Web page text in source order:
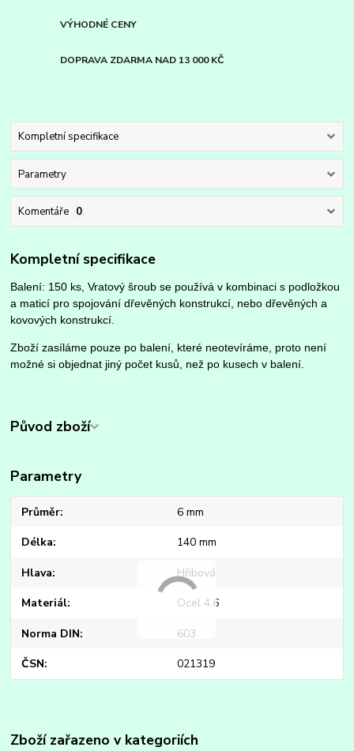
VÝHODNÉ CENY
DOPRAVA ZDARMA NAD 13 000 KČ
Kompletní specifikace
Parametry
Komentáře 0
Kompletní specifikace
Balení: 150 ks, Vratový šroub se používá v kombinaci s podložkou
a maticí pro spojování dřevěných konstrukcí, nebo dřevěných a
kovových konstrukcí.
Zboží zasíláme pouze po balení, které neotevíráme, proto není
možné si objednat jiný počet kusů, než po kusech v balení.
Původ zboží
Parametry
Průměr 6 mm
Délka 140 mm
Hlava Hřibová
Materiál Ocel 4.6
Norma DIN 603
ČSN 021319
Zboží zařazeno v kategoriích